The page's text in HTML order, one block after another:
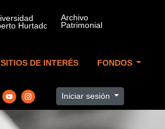
SITIOS DE INTERÉS FONDOS
Iniciar sesión